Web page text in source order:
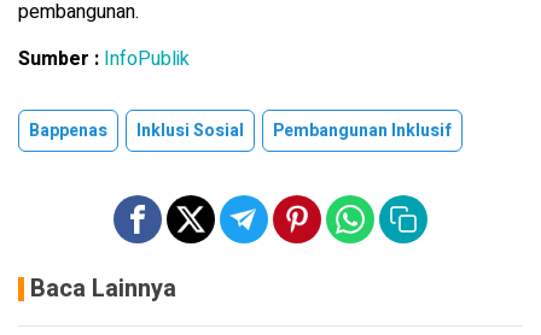
pembangunan.
Sumber : InfoPublik
Bappenas Inklusi Sosial Pembangunan Inklusif
Baca Lainnya